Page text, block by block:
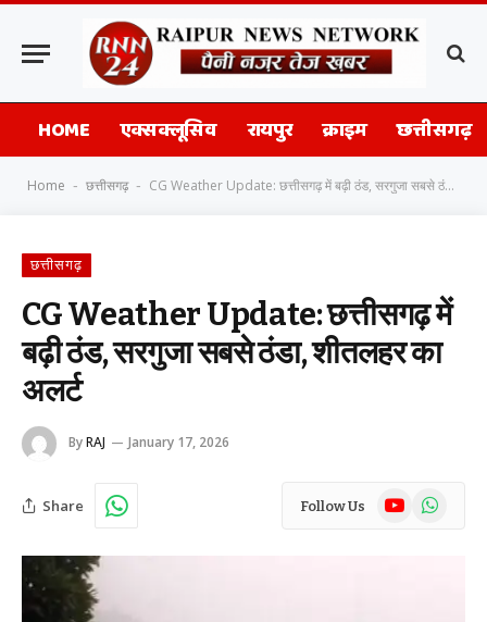
HOME एक्सक्लूसिव रायपुर क्राइम छत्तीसगढ़
Home - छत्तीसगढ़ - CG Weather Update: छत्तीसगढ़ में बढ़ी ठंड, सरगुजा सबसे ठंडा, शीतलहर का अलर्ट
छत्तीसगढ़
CG Weather Update: छत्तीसगढ़ में
बढ़ी ठंड, सरगुजा सबसे ठंडा, शीतलहर का
अलर्ट
ByRAJ January 17, 2026
Share Follow Us YouTubeWhatsApp